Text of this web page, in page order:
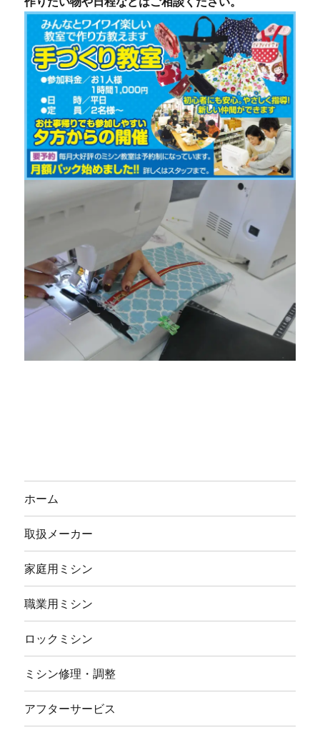
ホーム
取扱メーカー
家庭用ミシン
職業用ミシン
ロックミシン
ミシン修理・調整
アフターサービス